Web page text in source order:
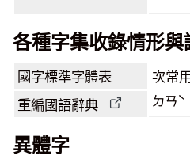
各種字集收錄情形與
國字標準字體表 次常
重編國語辭典 ㄉㄢˋ
異體字